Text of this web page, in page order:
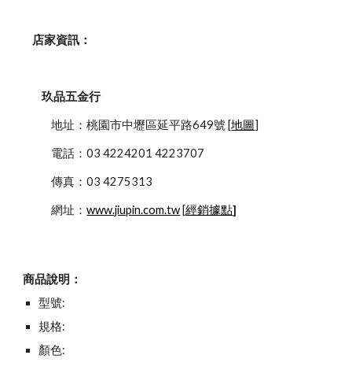
    店家資訊：
玖品五金行
            地址：桃園市中壢區延平路649號 [
地圖]
            電話：03 4224201 4223707
            傳真：03 4275313
            網址：
www.jiupin.com.tw [經銷據點]
商品說明：
型號:
規格:
顏色: